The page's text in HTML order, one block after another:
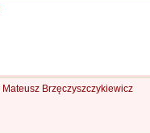
Mateusz Brzęczyszczykiewicz